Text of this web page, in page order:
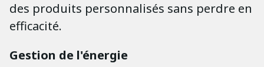
des produits personnalisés sans perdre en
efficacité.
Gestion de l'énergie